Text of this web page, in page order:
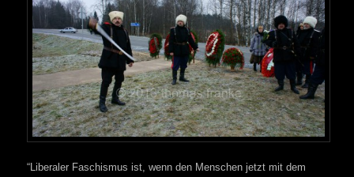
“Liberaler Faschismus ist, wenn den Menschen jetzt mit dem